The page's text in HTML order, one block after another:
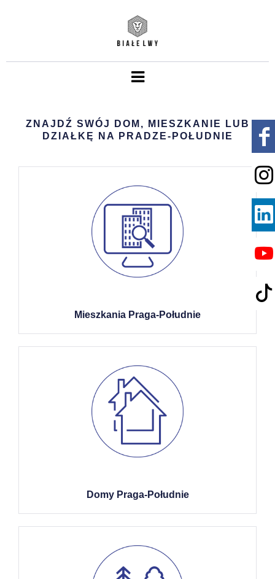
ZNAJDŹ SWÓJ DOM, MIESZKANIE LUB
DZIAŁKĘ NA PRADZE-POŁUDNIE
Mieszkania Praga-Południe
Domy Praga-Południe